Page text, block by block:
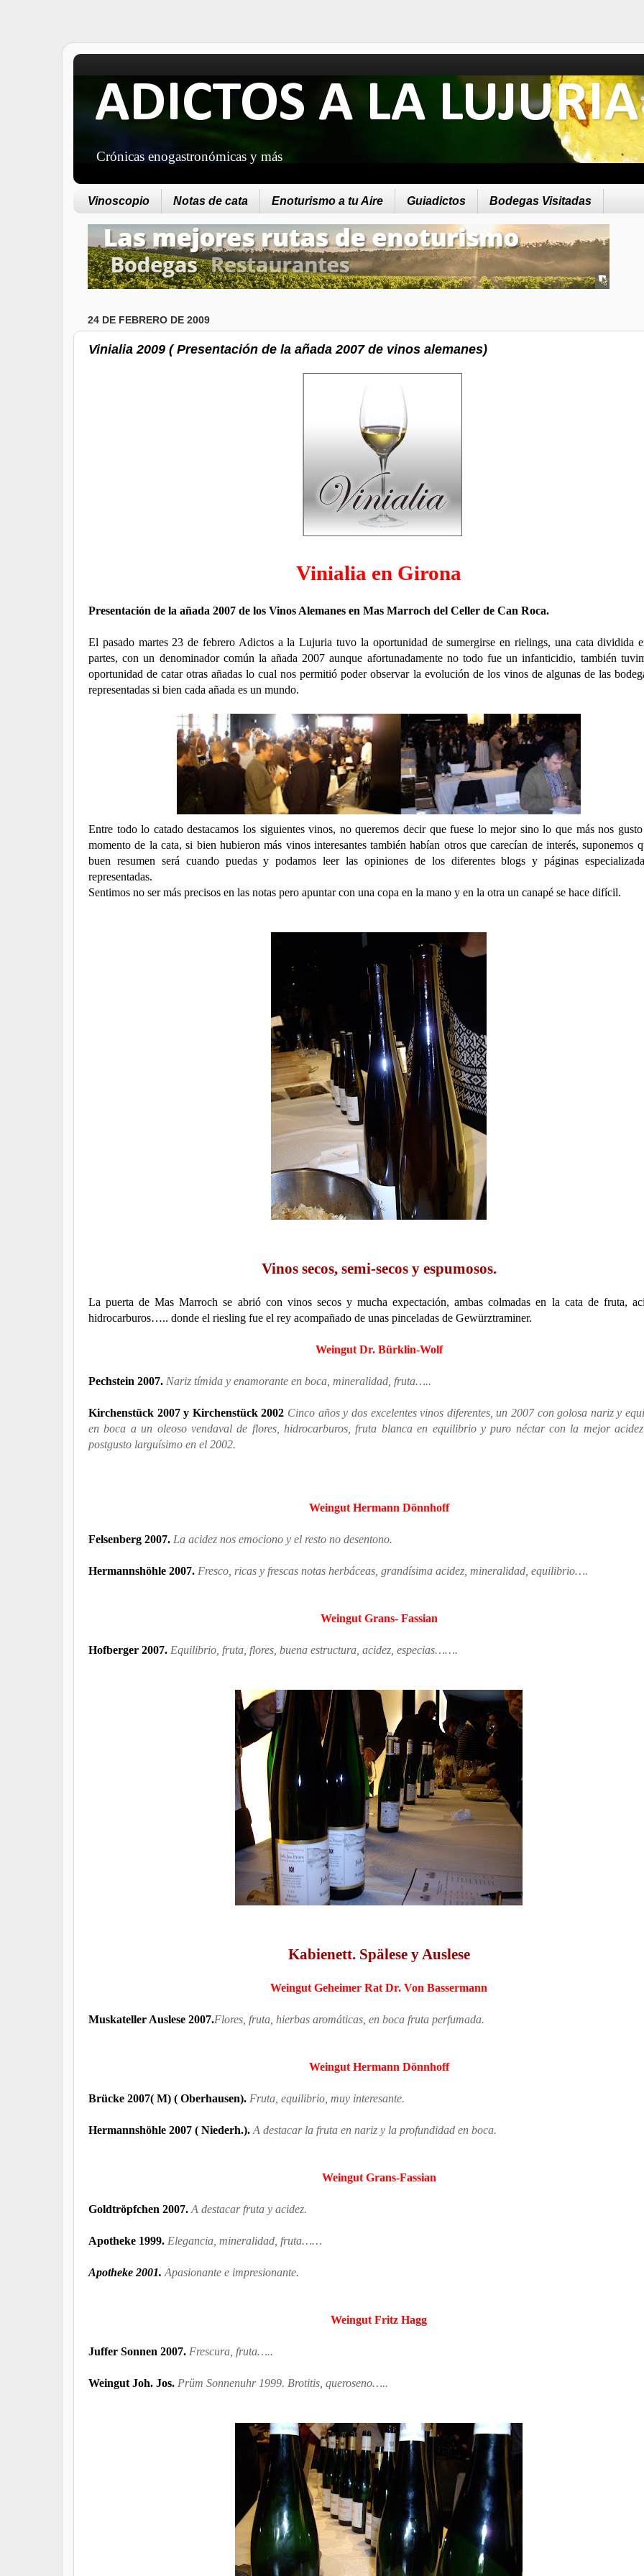
ADICTOS A LA LUJURIA
Crónicas enogastronómicas y más
Vinoscopio Notas de cata Enoturismo a tu Aire Guiadictos Bodegas Visitadas
24 DE FEBRERO DE 2009
Vinialia 2009 ( Presentación de la añada 2007 de vinos alemanes)
Vinialia en Girona
Presentación de la añada 2007 de los Vinos Alemanes en Mas Marroch del Celler de Can Roca.
El pasado martes 23 de febrero Adictos a la Lujuria tuvo la oportunidad de sumergirse en rielings, una cata dividida
partes, con un denominador común la añada 2007 aunque afortunadamente no todo fue un infanticidio, también
oportunidad de catar otras añadas lo cual nos permitió poder observar la evolución de los vinos de algunas de las
representadas si bien cada añada es un mundo.
Entre todo lo catado destacamos los siguientes vinos, no queremos decir que fuese lo mejor sino lo que más nos
momento de la cata, si bien hubieron más vinos interesantes también habían otros que carecían de interés, suponemos
buen resumen será cuando puedas y podamos leer las opiniones de los diferentes blogs y páginas
representadas.
Sentimos no ser más precisos en las notas pero apuntar con una copa en la mano y en la otra un canapé se hace difícil.
Vinos secos, semi-secos y espumosos.
La puerta de Mas Marroch se abrió con vinos secos y mucha expectación, ambas colmadas en la cata de fruta,
hidrocarburos….. donde el riesling fue el rey acompañado de unas pinceladas de Gewürztraminer.
Weingut Dr. Bürklin-Wolf
Pechstein 2007. Nariz tímida y enamorante en boca, mineralidad, fruta…..
Kirchenstück 2007 y Kirchenstück 2002 Cinco años y dos excelentes vinos diferentes, un 2007 con golosa nariz y
en boca a un oleoso vendaval de flores, hidrocarburos, fruta blanca en equilibrio y puro néctar con la mejor
postgusto larguísimo en el 2002.
Weingut Hermann Dönnhoff
Felsenberg 2007. La acidez nos emociono y el resto no desentono.
Hermannshöhle 2007. Fresco, ricas y frescas notas herbáceas, grandísima acidez, mineralidad, equilibrio….
Weingut Grans- Fassian
Hofberger 2007. Equilibrio, fruta, flores, buena estructura, acidez, especias…….
Kabienett. Spälese y Auslese
Weingut Geheimer Rat Dr. Von Bassermann
Muskateller Auslese 2007.Flores, fruta, hierbas aromáticas, en boca fruta perfumada.
Weingut Hermann Dönnhoff
Brücke 2007( M) ( Oberhausen). Fruta, equilibrio, muy interesante.
Hermannshöhle 2007 ( Niederh.). A destacar la fruta en nariz y la profundidad en boca.
Weingut Grans-Fassian
Goldtröpfchen 2007. A destacar fruta y acidez.
Apotheke 1999. Elegancia, mineralidad, fruta……
Apotheke 2001. Apasionante e impresionante.
Weingut Fritz Hagg
Juffer Sonnen 2007. Frescura, fruta…..
Weingut Joh. Jos. Prüm Sonnenuhr 1999. Brotitis, queroseno…..